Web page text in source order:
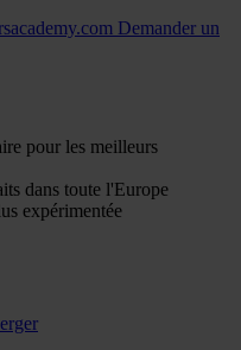
Demander un
pour les meilleurs
dans toute l'Europe
expérimentée